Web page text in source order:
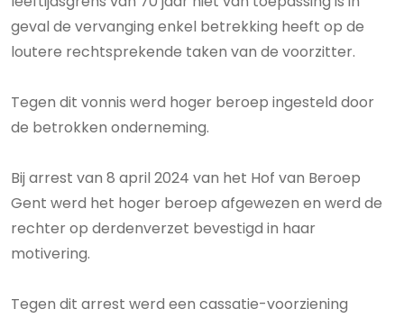
geval de vervanging enkel betrekking heeft op de
loutere rechtsprekende taken van de voorzitter.
Tegen dit vonnis werd hoger beroep ingesteld door
de betrokken onderneming.
Bij arrest van 8 april 2024 van het Hof van Beroep
Gent werd het hoger beroep afgewezen en werd de
rechter op derdenverzet bevestigd in haar
motivering.
Tegen dit arrest werd een cassatie-voorziening